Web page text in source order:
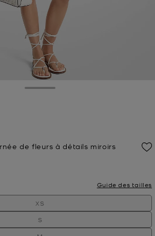
de fleurs à détails miroirs
Guide des tailles
XS
S